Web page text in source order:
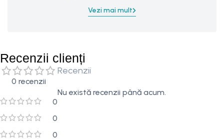
Vezi mai mult
Recenzii clienți
0 recenzii
0
0
0
Recenzii
Nu există recenzii până acum.